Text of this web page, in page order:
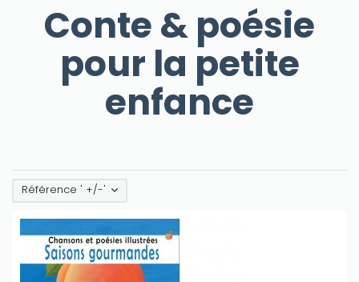
Conte & poésie
pour la petite
enfance
Référence ' +/-'